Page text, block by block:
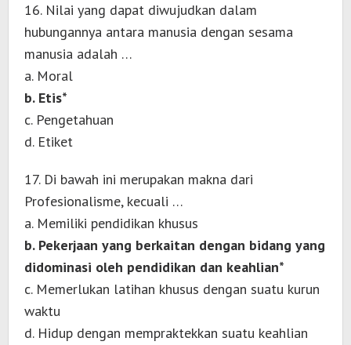
16. Nilai yang dapat diwujudkan dalam
hubungannya antara manusia dengan sesama
manusia adalah …
a. Moral
b. Etis*
c. Pengetahuan
d. Etiket
17. Di bawah ini merupakan makna dari
Profesionalisme, kecuali …
a. Memiliki pendidikan khusus
b. Pekerjaan yang berkaitan dengan bidang yang
didominasi oleh pendidikan dan keahlian*
c. Memerlukan latihan khusus dengan suatu kurun
waktu
d. Hidup dengan mempraktekkan suatu keahlian